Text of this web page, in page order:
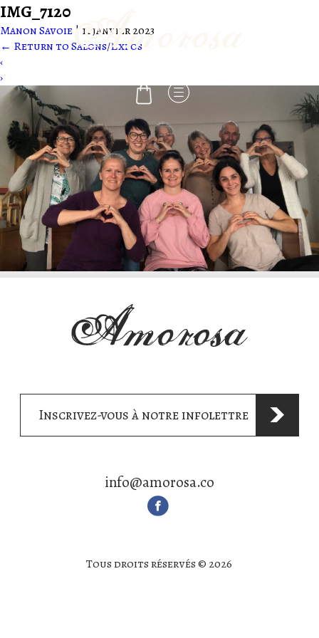
IMG_7120
Manon Savoie | 11 janvier 2023
← Return to Salons/Expos
‹
›
Inscrivez-vous à notre infolettre
info@amorosa.co
Tous droits réservés © 2026